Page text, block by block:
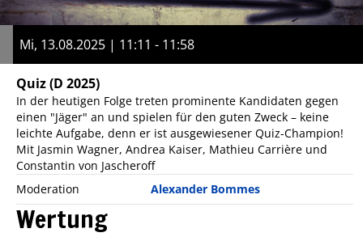
Mi, 13.08.2025 | 11:11 - 11:58
Quiz(D 2025)
In der heutigen Folge treten prominente Kandidaten gegen
einen "Jäger" an und spielen für den guten Zweck – keine
leichte Aufgabe, denn er ist ausgewiesener Quiz-Champion!
Mit Jasmin Wagner, Andrea Kaiser, Mathieu Carrière und
Constantin von Jascheroff
Moderation
Alexander Bommes
Wertung